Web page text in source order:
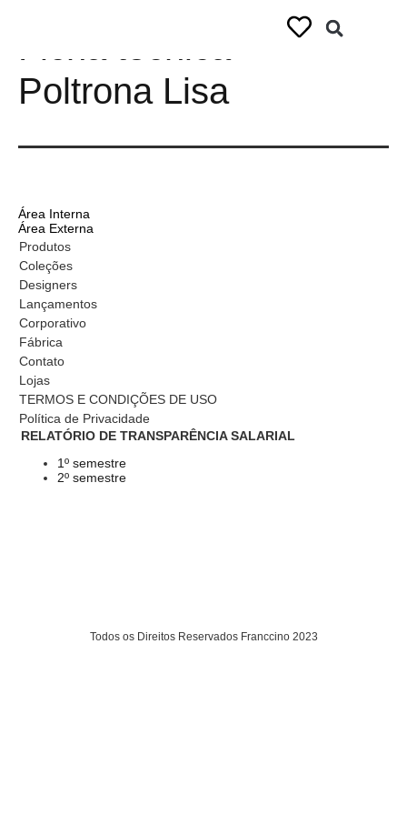
Poltrona Lisa
Área Interna
Área Externa
Produtos
Coleções
Designers
Lançamentos
Corporativo
Fábrica
Contato
Lojas
TERMOS E CONDIÇÕES DE USO
Política de Privacidade
RELATÓRIO DE TRANSPARÊNCIA SALARIAL
1º semestre
2º semestre
Todos os Direitos Reservados Franccino 2023